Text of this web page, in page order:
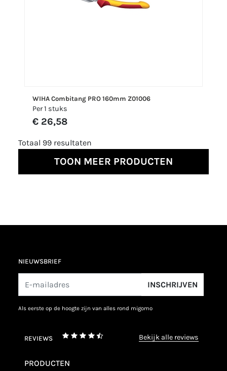
WIHA Combitang PRO 160mm Z01006
Per 1 stuks
€ 26,58
Totaal 99 resultaten
TOON MEER PRODUCTEN
NIEUWSBRIEF
INSCHRIJVEN
als eerste op de hoogte zijn van alles rond migomo
REVIEWS bekijk alle reviews
PRODUCTEN